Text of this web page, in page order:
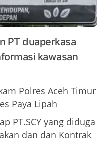
PT duaperkasa
kawasan
Polres Aceh Timur
Paya Lipah
PT.SCY yang diduga
dan dan Kontrak